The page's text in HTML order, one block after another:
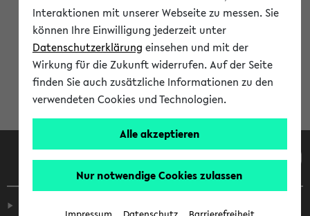
Interaktionen mit unserer Webseite zu messen. Sie
können Ihre Einwilligung jederzeit unter
Datenschutzerklärung einsehen und mit der
Wirkung für die Zukunft widerrufen. Auf der Seite
finden Sie auch zusätzliche Informationen zu den
verwendeten Cookies und Technologien.
Alle akzeptieren
Nur notwendige Cookies zulassen